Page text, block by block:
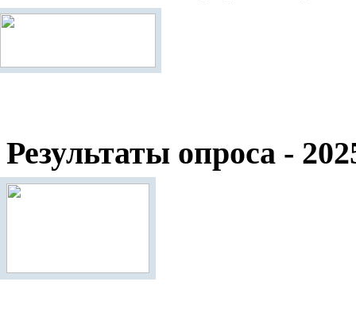
Результаты опроса -